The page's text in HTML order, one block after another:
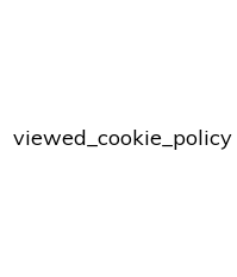
viewed_cookie_policy